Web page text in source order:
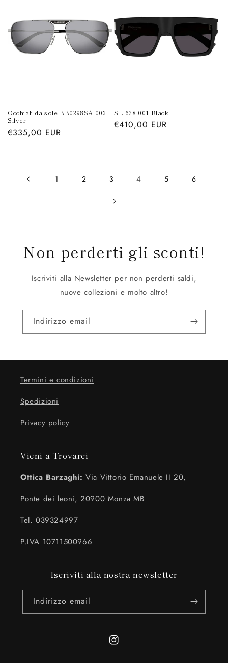
Occhiali da sole BB0298SA 003
Silver
Prezzo
€335,00 EUR
SL 628 001 Black
Prezzo
€410,00 EUR
1 2 3 4 5 6
Non perderti gli sconti!
Iscriviti alla Newsletter per non perderti saldi,
nuove collezioni e molto altro!
Indirizzo email
Termini e condizioni
Spedizioni
Privacy policy
Vieni a Trovarci
Ottica Barzaghi: Via Vittorio Emanuele II 20,
Ponte dei leoni, 20900 Monza MB
Tel. 039324997
P.IVA 10711500966
Iscriviti alla nostra newsletter
Indirizzo email
Instagram